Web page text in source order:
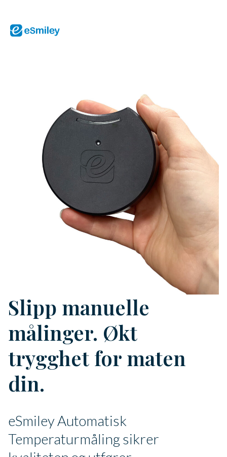
Slipp manuelle
målinger. Økt
trygghet for maten
din.
eSmiley Automatisk
Temperaturmåling sikrer